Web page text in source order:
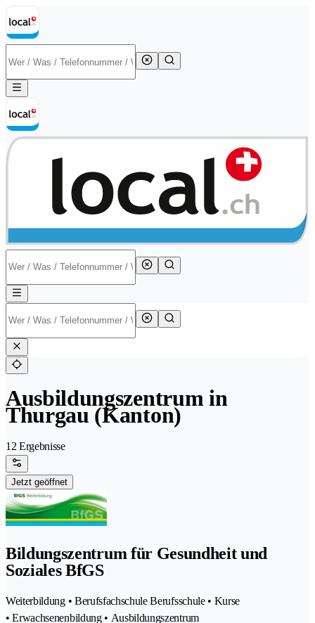
Ausbildungszentrum in
Thurgau (Kanton)
12 Ergebnisse
Jetzt geöffnet
Bildungszentrum für Gesundheit und
Soziales BfGS
Weiterbildung • Berufsfachschule Berufsschule • Kurse
• Erwachsenenbildung • Ausbildungszentrum